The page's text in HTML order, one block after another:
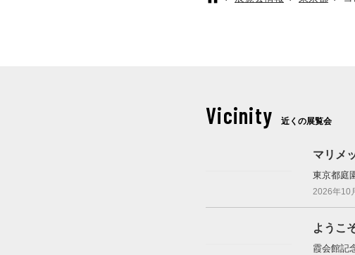
Vicinity 近くの展覧会
マリメ
東京都庭
2026年10
ようこ
霞会館記